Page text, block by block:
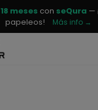
18 meses con seQura —
papeleos!
Más info →